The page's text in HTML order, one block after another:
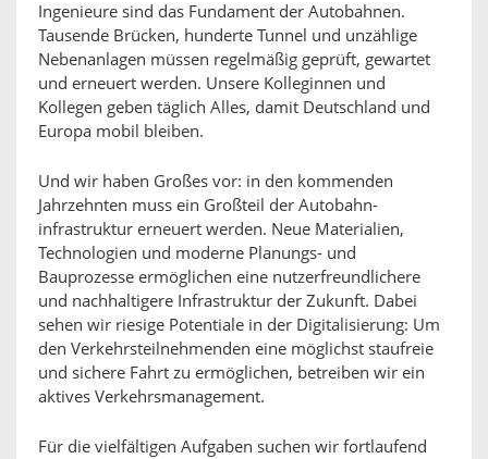
Ingenieure sind das Fundament der Autobahnen.
Tausende Brücken, hunderte Tunnel und unzählige
Nebenanlagen müssen regelmäßig geprüft, gewartet
und erneuert werden. Unsere Kolleginnen und
Kollegen geben täglich Alles, damit Deutschland und
Europa mobil bleiben.
Und wir haben Großes vor: in den kommenden
Jahrzehnten muss ein Großteil der Autobahn-
infrastruktur erneuert werden. Neue Materialien,
Technologien und moderne Planungs- und
Bauprozesse ermöglichen eine nutzerfreundlichere
und nachhaltigere Infrastruktur der Zukunft. Dabei
sehen wir riesige Potentiale in der Digitalisierung: Um
den Verkehrsteilnehmenden eine möglichst staufreie
und sichere Fahrt zu ermöglichen, betreiben wir ein
aktives Verkehrsmanagement.
Für die vielfältigen Aufgaben suchen wir fortlaufend